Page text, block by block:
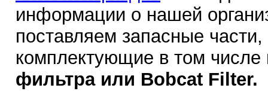
информации о нашей
поставляем запасные
комплектующие в том
фильтра или Bobcat Filter.